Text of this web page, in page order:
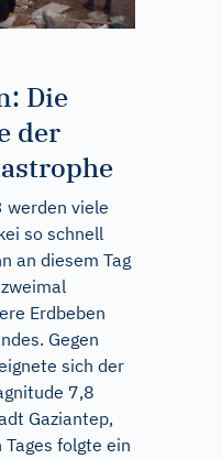
Die
der
werden viele
so schnell
an diesem Tag
Erdbeben
Gegen
sich der
7,8
Gaziantep,
folgte ein